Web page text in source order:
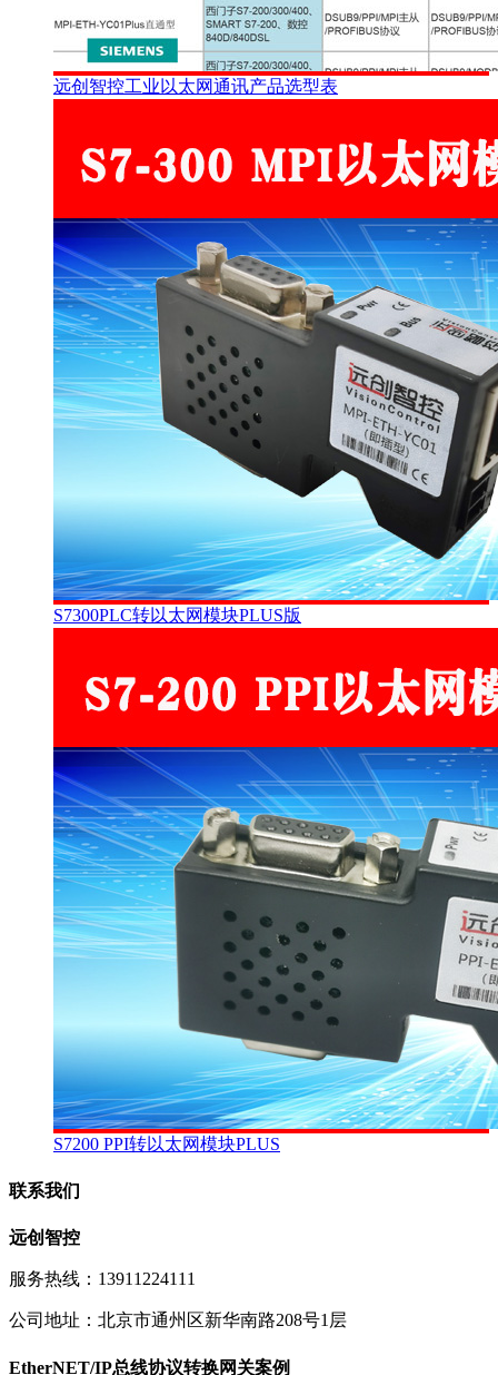
远创智控工业以太网通讯产品选型表
S7300PLC转以太网模块PLUS版
S7200 PPI转以太网模块PLUS
联系我们
远创智控
服务热线：13911224111
公司地址：北京市通州区新华南路208号1层
EtherNET/IP总线协议转换网关案例